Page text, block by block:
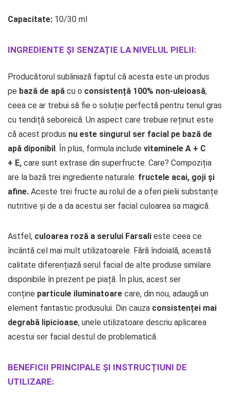
Capacitate: 10/30 ml
INGREDIENTE ȘI SENZAȚIE LA NIVELUL PIELII:
Producătorul subliniază faptul că acesta este un produs
pe bază de apă cu o consistență 100% non-uleioasă,
ceea ce ar trebui să fie o soluție perfectă pentru tenul gras
cu tendiță seboreică. Un aspect care trebuie reținut este
că acest produs nu este singurul ser facial pe bază de
apă diponibil. În plus, formula include vitaminele A + C
+ E, care sunt extrase din superfructe. Care? Compoziția
are la bază trei ingrediente naturale: fructele acai, goji și
afine. Aceste trei fructe au rolul de a oferi pielii substanțe
nutritive și de a da acestui ser facial culoarea sa magică.
Astfel, culoarea roză a serului Farsali este ceea ce
încântă cel mai mult utilizatoarele. Fără îndoială, această
calitate diferențiază serul facial de alte produse similare
disponibile în prezent pe piață. În plus, acest ser
conține particule iluminatoare care, din nou, adaugă un
element fantastic produsului. Din cauza consistenței mai
degrabă lipicioase, unele utilizatoare descriu aplicarea
acestui ser facial destul de problematică.
BENEFICII PRINCIPALE ȘI INSTRUCȚIUNI DE
UTILIZARE: